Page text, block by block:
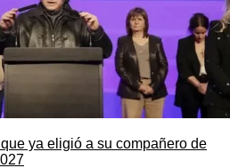
ya eligió a su compañero de